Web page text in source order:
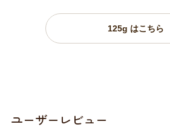
125g はこちら
ユーザーレビュー